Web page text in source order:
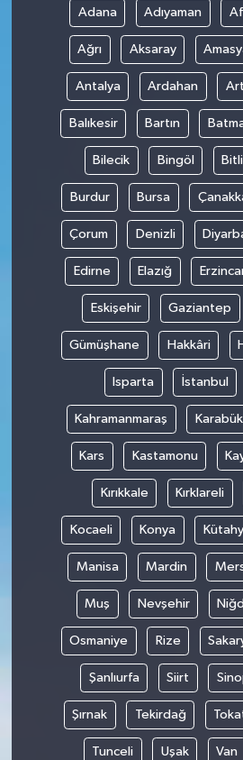
Adana Adıyaman
Ağrı Aksaray
Antalya Ardahan
Balıkesir Bartın
Bilecik Bingöl
Burdur Bursa
Çorum Denizli
Edirne Elazığ
Eskişehir Gaziantep
Gümüşhane Hakkâri
Isparta İstanbul
Kahramanmaraş Karabük
Kars Kastamonu
Kırıkkale Kırklareli
Kocaeli Konya
Manisa Mardin
Muş Nevşehir
Osmaniye Rize
Şanlıurfa Siirt
Şırnak Tekirdağ
Tunceli Uşak Van